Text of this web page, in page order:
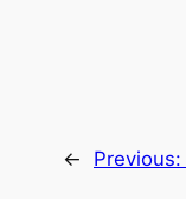
← Previous: